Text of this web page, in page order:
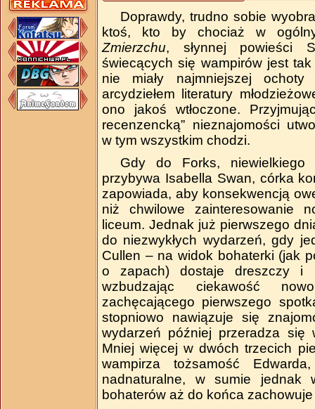
Doprawdy, trudno sobie
ktoś, kto by chociaż w
Zmierzchu, słynnej powieści
świecących się wampirów jest
nie miały najmniejszej
arcydziełem literatury
ono jakoś wtłoczone.
recenzencką” nieznajomości
w tym wszystkim chodzi.
Gdy do Forks, niewielkiego
przybywa Isabella Swan, córka
zapowiada, aby konsekwencją
niż chwilowe zainteresowanie
liceum. Jednak już pierwszego
do niezwykłych wydarzeń, gdy
Cullen – na widok bohaterki (jak
o zapach) dostaje dreszczy i
wzbudzając ciekawość
zachęcającego pierwszego
stopniowo nawiązuje się
wydarzeń później przeradza
Mniej więcej w dwóch trzecich
wampirza tożsamość
nadnaturalne, w sumie jednak
bohaterów aż do końca